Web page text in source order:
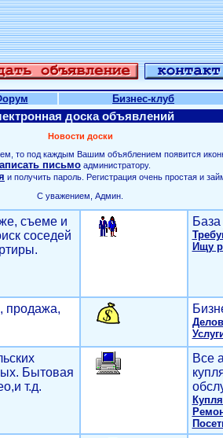
Бизнес-клуб
доска объявлений
Новости доски
то под каждым Вашим объяблением появится
письмо администратору.
и получить пароль. Регистрация очень простая и
С уважением, Админ.
съеме и
соседей
Ищу
продажа,
Бытовая
т.д.
Все